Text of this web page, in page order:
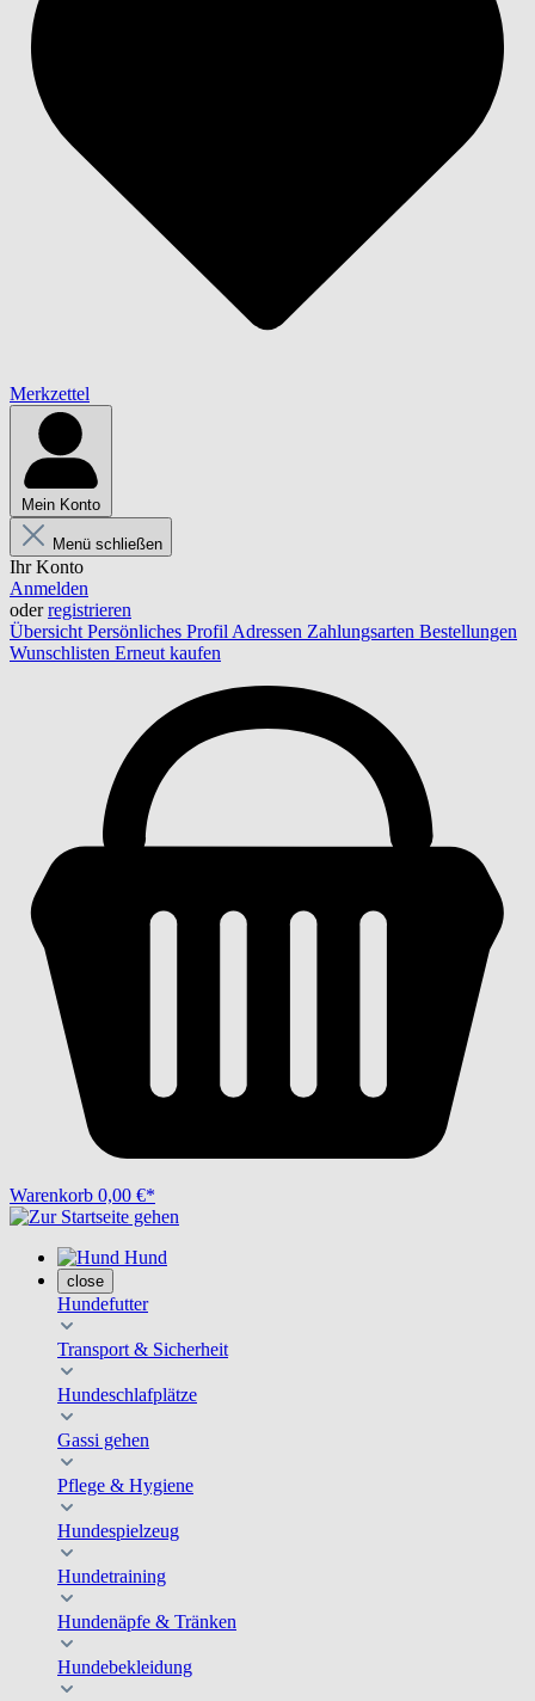
Merkzettel
Mein Konto
Menü schließen
Ihr Konto
Anmelden
oderregistrieren
Übersicht Persönliches Profil Adressen Zahlungsarten Bestellungen
Wunschlisten Erneut kaufen
Warenkorb 0,00 €*
Hund
close
Hundefutter
Transport & Sicherheit
Hundeschlafplätze
Gassi gehen
Pflege & Hygiene
Hundespielzeug
Hundetraining
Hundenäpfe & Tränken
Hundebekleidung